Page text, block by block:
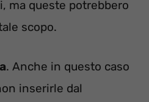
ma queste potrebbero
scopo.
. Anche in questo caso
inserirle dal